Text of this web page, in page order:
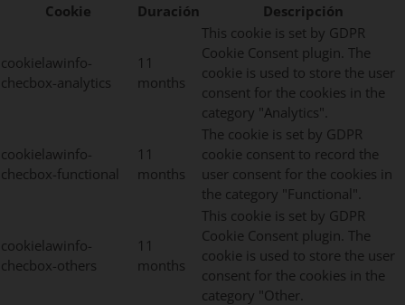
Cookie
Duración Descripción
cookielawinfo-
checbox-analytics
11
months
This cookie is set by GDPR
Cookie Consent plugin. The
cookie is used to store the user
consent for the cookies in the
category "Analytics".
cookielawinfo-
checbox-functional
11
months
The cookie is set by GDPR
cookie consent to record the
user consent for the cookies in
the category "Functional".
cookielawinfo-
checbox-others
11
months
This cookie is set by GDPR
Cookie Consent plugin. The
cookie is used to store the user
consent for the cookies in the
category "Other.